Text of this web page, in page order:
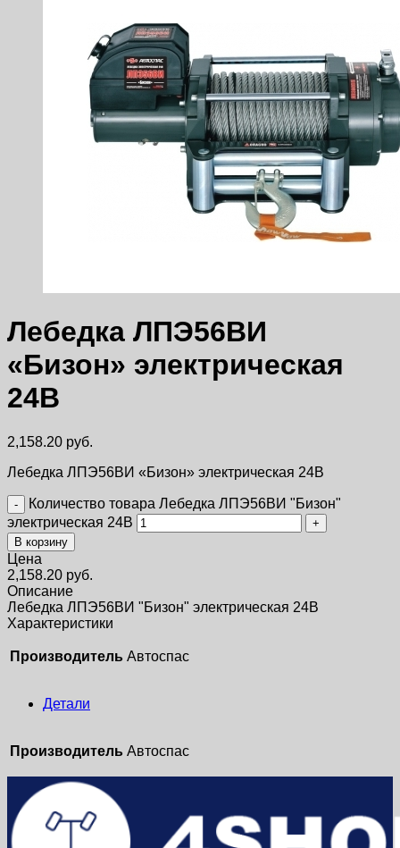
Лебедка ЛПЭ56ВИ
«Бизон» электрическая
24В
2,158.20 руб.
Лебедка ЛПЭ56ВИ «Бизон» электрическая 24В
Количество товара Лебедка ЛПЭ56ВИ "Бизон"
электрическая 24В
В корзину
Цена
2,158.20 руб.
Описание
Лебедка ЛПЭ56ВИ "Бизон" электрическая 24В
Характеристики
Производитель Автоспас
Детали
Производитель Автоспас